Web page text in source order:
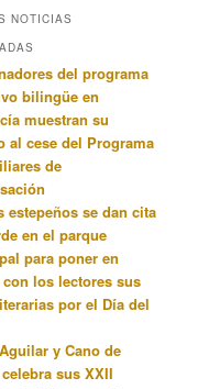
NOTICIAS
del programa
bilingüe en
muestran su
al cese del Programa
de
estepeños se dan cita
en el parque
para poner en
los lectores sus
por el Día del
y Cano de
sus XXII